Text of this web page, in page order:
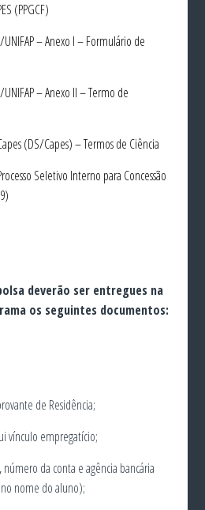
(PPGCF)
– Anexo I – Formulário de
– Anexo II – Termo de
(DS/Capes) – Termos de Ciência
Seletivo Interno para Concessão
deverão ser entregues na
os seguintes documentos:
de Residência;
vínculo empregatício;
da conta e agência bancária
nome do aluno);